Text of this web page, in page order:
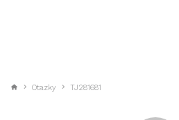
Otazky TJ281681